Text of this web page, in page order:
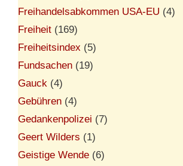
Freihandelsabkommen USA-EU (4)
Freiheit (169)
Freiheitsindex (5)
Fundsachen (19)
Gauck (4)
Gebühren (4)
Gedankenpolizei (7)
Geert Wilders (1)
Geistige Wende (6)